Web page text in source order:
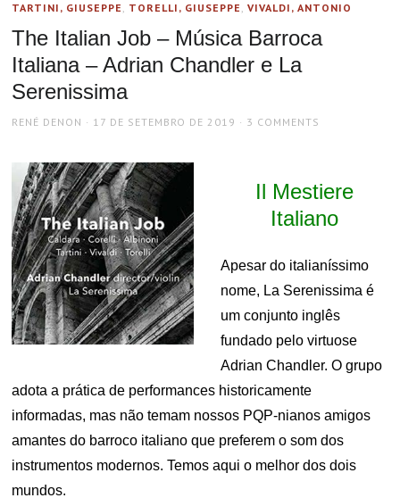
TARTINI, GIUSEPPE , TORELLI, GIUSEPPE ,VIVALDI, ANTONIO
The Italian Job – Música Barroca
Italiana – Adrian Chandler e La
Serenissima
AUTHOR
RENÉ DENON
POSTED
17 DE SETEMBRO DE 2019 3 COMMENTS
Il Mestiere
Italiano
Apesar do italianíssimo
nome, La Serenissima é
um conjunto inglês
fundado pelo virtuose
Adrian Chandler. O grupo
adota a prática de performances historicamente
informadas, mas não temam nossos PQP-nianos amigos
amantes do barroco italiano que preferem o som dos
instrumentos modernos. Temos aqui o melhor dos dois
mundos.